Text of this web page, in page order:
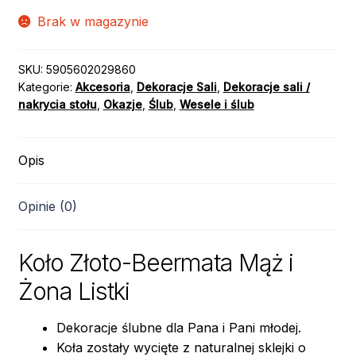
Brak w magazynie
SKU: 5905602029860
Kategorie: Akcesoria, Dekoracje Sali, Dekoracje sali /
nakrycia stołu, Okazje, Ślub, Wesele i ślub
Opis
Opinie (0)
Koło Złoto-Beermata Mąż i
Żona Listki
Dekoracje ślubne dla Pana i Pani młodej.
Koła zostały wycięte z naturalnej sklejki o